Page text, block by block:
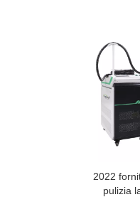
2022
pulizia